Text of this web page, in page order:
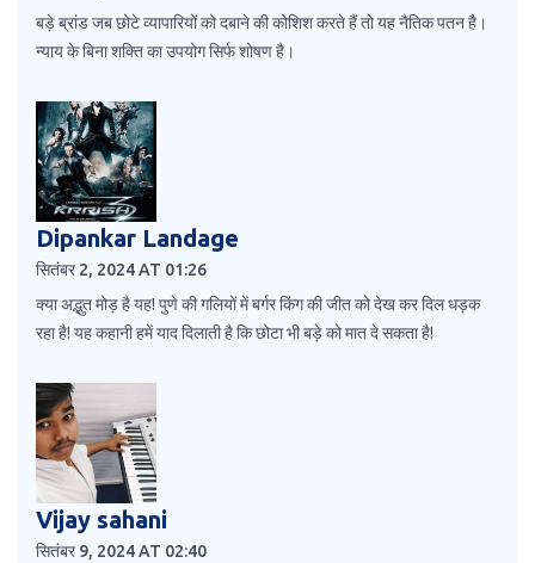
बड़े ब्रांड जब छोटे व्यापारियों को दबाने की कोशिश करते हैं तो यह नैतिक पतन है।
न्याय के बिना शक्ति का उपयोग सिर्फ शोषण है।
Dipankar Landage
सितंबर 2, 2024 AT 01:26
क्या अद्भुत मोड़ है यह! पुणे की गलियों में बर्गर किंग की जीत को देख कर दिल धड़क
रहा है! यह कहानी हमें याद दिलाती है कि छोटा भी बड़े को मात दे सकता है!
Vijay sahani
सितंबर 9, 2024 AT 02:40